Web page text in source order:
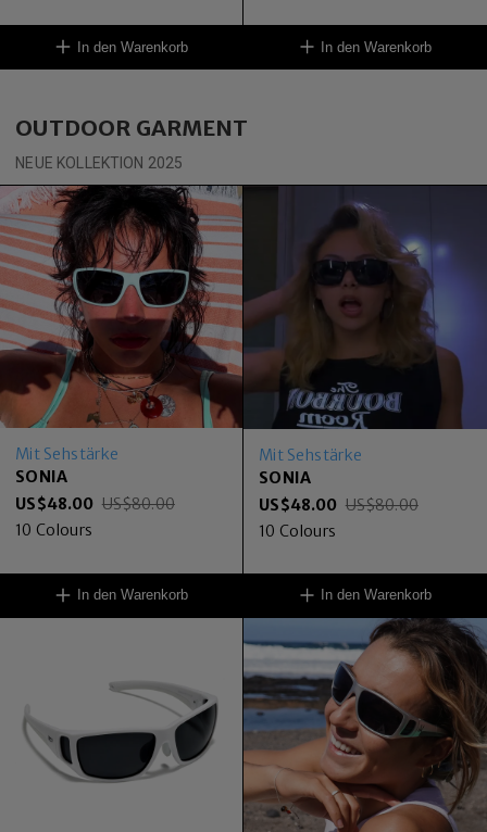
In den Warenkorb In den Warenkorb
OUTDOOR GARMENT
NEUE KOLLEKTION 2025
Mit Sehstärke
SONIA
US$48.00 US$80.00
10 Colours
In den Warenkorb
Mit Sehstärke
SONIA
US$48.00 US$80.00
10 Colours
In den Warenkorb